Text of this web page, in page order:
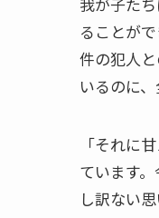
ることが
件の犯人
いるのに
「それに
ています
し訳ない